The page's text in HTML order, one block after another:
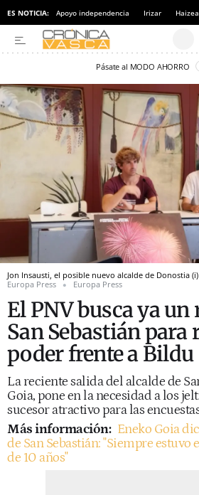
ES NOTICIA: Apoyo independencia Irizar
Pásate al MODO AHORRO
Jon Insausti, el posible nuevo alcalde de Donostia
Europa Press
Europa Press
El PNV busca ya
San Sebastián para
poder frente a Bildu
La reciente salida del alcalde de
Goia, pone en la necesidad a los
sucesor atractivo para las
Más información: Eneko Goia
de San Sebastián: "Siempre
de 10 años"